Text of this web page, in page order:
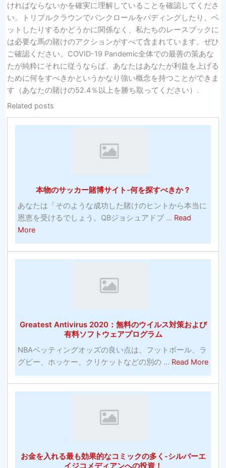
ければならないかを確実に理解していることを確認してくださ
い。トリプルクラウンでバンクロールをパディングしたり、ベ
ットしたりするかどうかに関係なく、私たちのレースブックに
は必要な馬の賭けのアクションがすべて含まれています。ぜひ
ご確認ください。COVID-19 Pandemic全体での最善の策あな
たが純粋にそれに従うならば、あなたはあなたが利益を上げる
ために何をすべきかというかなり強い概念を持つことができま
す（あなたの賭けの52.4％以上を勝ち取ってください）.
Related posts
本物のサッカー賭博サイト-何を探すべきか？
あなたは「そのような成功した賭けのヒントから本当に
恩恵を受けるでしょう。QBジョシュアドブ ... Read
Moreabout
本
物
賭
サ
イ
ト-
か？
Greatest Antivirus 2020：無料のウイルス対策および
有料ソフトウェアプログラム
NBAベッティングオッズの良い点は、フットボール、ラ
グビー、ホッケー、クリケットなどの別の ... Read More
お金を入れる最も効果的なコミックの多く-シルバーエ
イジコメディアンへの投資！